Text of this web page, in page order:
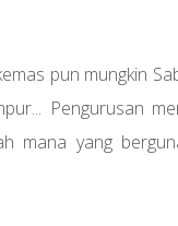
pun mungkin
Pengurusan
mana yang